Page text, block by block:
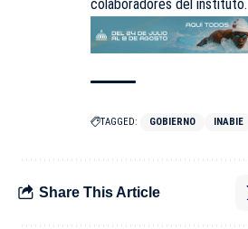
colaboradores del instituto.
TAGGED: GOBIERNO INABIE
Share This Article